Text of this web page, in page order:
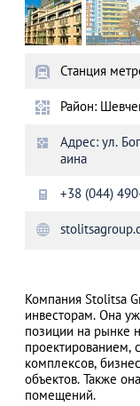
АЗАД
Станция
Район:
Адрес: ул.
аина
+38 (044)
Компания Stolitsa
инвесторам. Она
позиции на рынке
проектированием,
комплексов,
объектов. Также
помещений.